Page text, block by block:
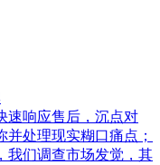
速响应售后，沉点对
并处理现实糊口痛点；
我们调查市场发觉，其